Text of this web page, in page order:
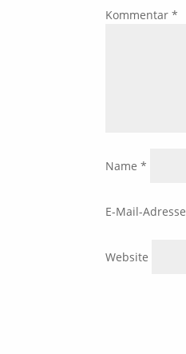
Kommentar *
Name *
E-Mail-Adresse
Website